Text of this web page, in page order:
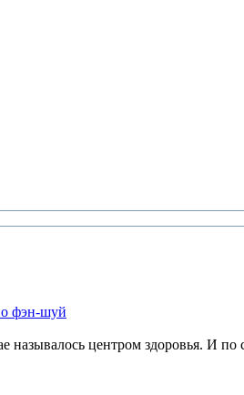
фэн-шуй
центром здоровья. И по